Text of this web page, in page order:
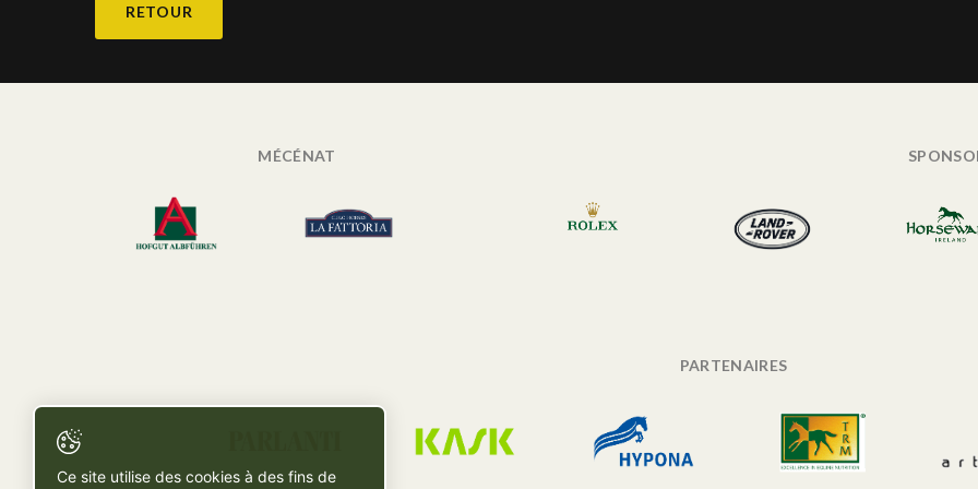
RETOUR
MÉCÉNAT
PARTENAIRES
Ce site utilise des cookies à des fins de